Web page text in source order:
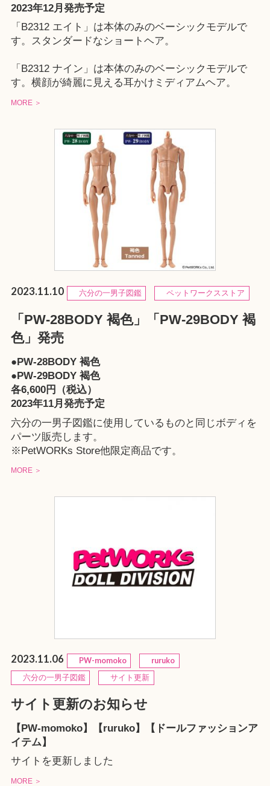
2023年12月発売予定
「B2312 エイト」は本体のみのベーシックモデルで
す。スタンダードなショートヘア。
「B2312 ナイン」は本体のみのベーシックモデルで
す。横顔が綺麗に見える耳かけミディアムヘア。
MORE ＞
2023.11.10 六分の一男子図鑑 ペットワークスストア
「PW-28BODY 褐色」「PW-29BODY 褐
色」発売
●PW-28BODY 褐色
●PW-29BODY 褐色
各6,600円（税込）
2023年11月発売予定
六分の一男子図鑑に使用しているものと同じボディを
パーツ販売します。
※PetWORKs Store他限定商品です。
MORE ＞
2023.11.06 PW-momoko
ruruko
六分の一男子図鑑
サイト更新
サイト更新のお知らせ
【PW-momoko】【ruruko】【ドールファッションア
イテム】
サイトを更新しました
MORE ＞